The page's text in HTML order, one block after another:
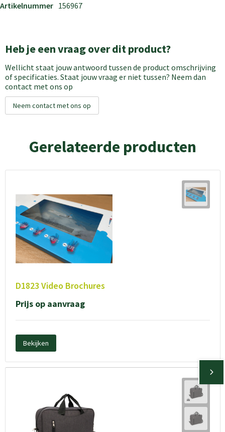
Artikelnummer 156967
Heb je een vraag over dit product?
Wellicht staat jouw antwoord tussen de product omschrijving
of specificaties. Staat jouw vraag er niet tussen? Neem dan
contact met ons op
Neem contact met ons op
Gerelateerde producten
D1823 Video Brochures
Prijs op aanvraag
Bekijken